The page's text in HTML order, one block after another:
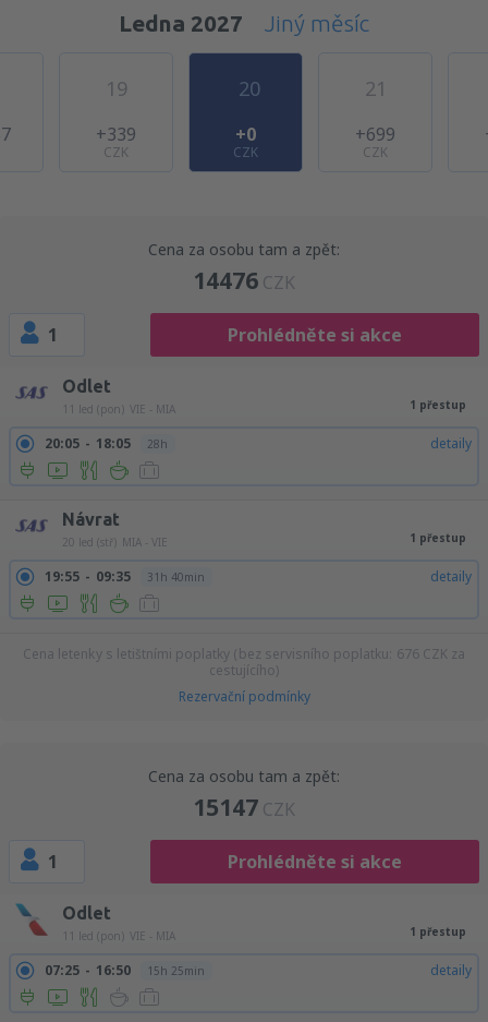
Ledna 2027
Jiný měsíc
19
+339
CZK
20
+0
CZK
21
+699
CZK
Cena za osobu tam a zpět:
14476 CZK
1 Prohlédněte si akce
Odlet
11 led (pon) VIE - MIA 1 přestup
20:05 18:05 28h detaily
Návrat
20 led (stř) MIA - VIE 1 přestup
19:55 09:35 31h 40min detaily
Cena letenky s letištními poplatky (bez servisního poplatku: 676 CZK za
cestujícího)
Rezervační podmínky
Cena za osobu tam a zpět:
15147 CZK
1 Prohlédněte si akce
Odlet
11 led (pon) VIE - MIA 1 přestup
07:25 16:50 15h 25min detaily